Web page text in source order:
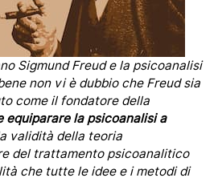
Sigmund Freud e la psicoanalisi
non vi è dubbio che Freud sia
come il fondatore della
equiparare la psicoanalisi a
validità della teoria
del trattamento psicoanalitico
che tutte le idee e i metodi di